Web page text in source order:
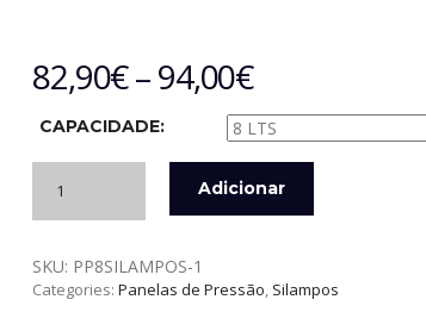
82,90€–94,00€
CAPACIDADE:
PANELA
PRESSÃO
AÇO
Adicionar
SKU: PP8SILAMPOS-1
Categories: Panelas de Pressão, Silampos